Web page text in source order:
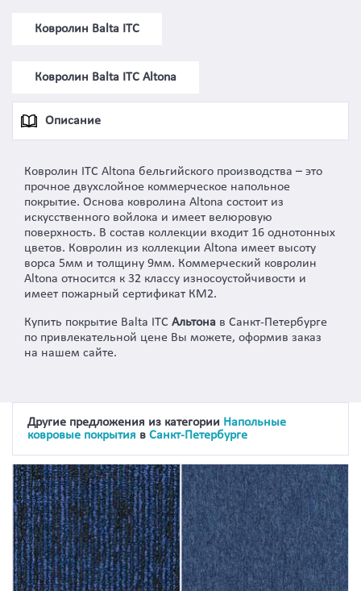
Ковролин Balta ITC
Ковролин Balta ITC Altona
Описание
Ковролин ITC Altona бельгийского производства – это
прочное двухслойное коммерческое напольное
покрытие. Основа ковролина Altona состоит из
искусственного войлока и имеет велюровую
поверхность. В состав коллекции входит 16 однотонных
цветов. Ковролин из коллекции Altona имеет высоту
ворса 5мм и толщину 9мм. Коммерческий ковролин
Altona относится к 32 классу износоустойчивости и
имеет пожарный сертификат КМ2.
Купить покрытие Balta ITC Альтона в Санкт-Петербурге
по привлекательной цене Вы можете, оформив заказ
на нашем сайте.
Другие предложения из категории Напольные
ковровые покрытия в Санкт-Петербурге